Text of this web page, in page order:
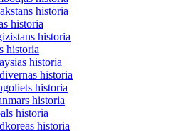
historia
historia
historia
historia
historia
historia
historia
historia
historia
historia